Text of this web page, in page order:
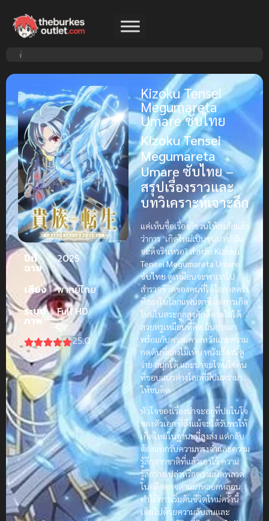
ปีที่
ฉาย
2025
เสียง
พากย์ไทย
ระบบ
ภาพ
Full HD
25.0
Kizoku Tensei
Megumareta
Umare ซับไทย
Kizoku Tensei
Megumareta
Umare ซับไทย –
สรุปเรื่องราวและ
บทวิเคราะห์เจาะลึก
แค่เห็นชื่อเรื่องก็ชวนให้สงสัยแล้ว
ว่าการ ‘เกิดใหม่เป็นขุนนาง’ มัน
จะดีจริงเหรอ? สำหรับKizoku
Tensei Megumareta Umare
ซับไทยดูเหมือนจะพาเราไป
สำรวจชีวิตของคนที่ได้โอกาสครั้ง
ที่สองในโลกแฟนตาซี แต่การเกิด
ใหม่ในตระกูลสูงศักดิ์อาจไม่ได้
สวยหรูเหมือนที่คิด มันอาจมา
พร้อมกับความคาดหวังและความ
กดดันที่มองไม่เห็น หนังเรื่องนี้ดู
ง่าย สนุกได้ และน่าจะโดนใจคน
ที่ชอบแนวต่างโลกที่มีปมดราม่า
ให้ขบคิด
หัวใจของเรื่องน่าจะอยู่ที่ปมในใจ
ของตัวเอก ที่ถึงแม้จะได้รับพรให้
เกิดใหม่ในฐานะที่สูงส่ง แต่กลับ
ต้องแบกรับความทรงจำและความ
รู้สึกจากชาติที่แล้วเอาไว้ ความ
รู้สึกว่างเปล่าหรือความผิดพลาด
ในอดีตอาจตามมาหลอกหลอน
ทำให้การเริ่มต้นชีวิตใหม่ครั้งนี้
เต็มไปด้วยความสับสนและ